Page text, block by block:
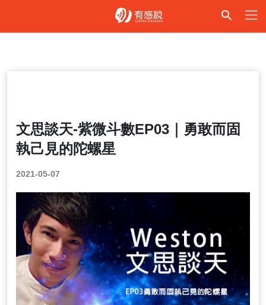
文思談天-紫微斗數EP03｜勇敢而固
執己見的陀螺星
2021-05-07